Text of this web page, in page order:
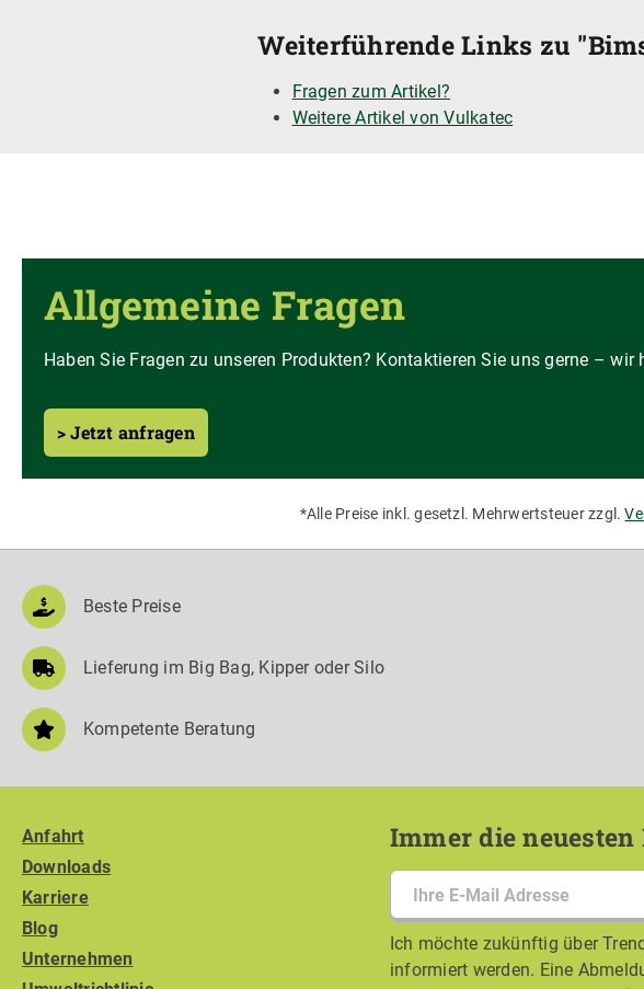
Weiterführende Links zu
Fragen zum Artikel?
Weitere Artikel von Vulkatec
Allgemeine Fragen
Haben Sie Fragen zu unseren Produkten? Kontaktieren Sie uns gerne – wir
> Jetzt anfragen
*Alle Preise inkl. gesetzl. Mehrwertsteuer zzgl.
Beste Preise
Lieferung im Big Bag, Kipper oder Silo
Kompetente Beratung
Anfahrt
Downloads
Karriere
Blog
Unternehmen
Immer die
Ich möchte zukünftig über
informiert werden. Eine